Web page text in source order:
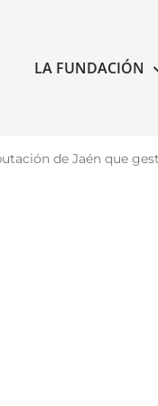
LA FUNDACIÓN
de Jaén que